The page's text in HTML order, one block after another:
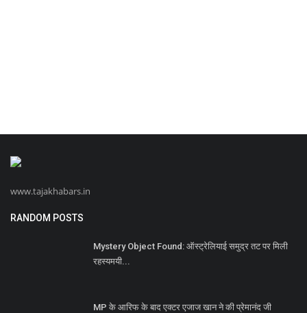
www.tajakhabars.in
RANDOM POSTS
Mystery Object Found: ऑस्ट्रेलियाई समुद्र तट पर मिली
रहस्यमयी...
MP के आरिफ के बाद एक्टर एजाज खान ने की प्रेमानंद जी